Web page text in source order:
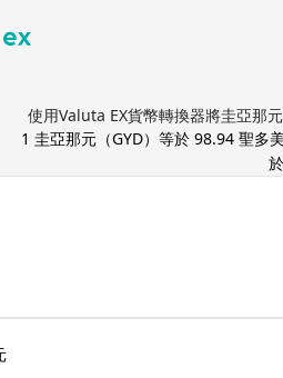
使用Valuta EX貨幣轉換器將圭亞那
1 圭亞那元（GYD）等於 98.94 聖多
於